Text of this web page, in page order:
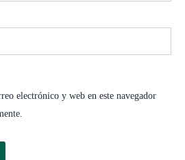
electrónico y web en este navegador